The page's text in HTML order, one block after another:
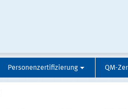
Personenzertifizierung QM-